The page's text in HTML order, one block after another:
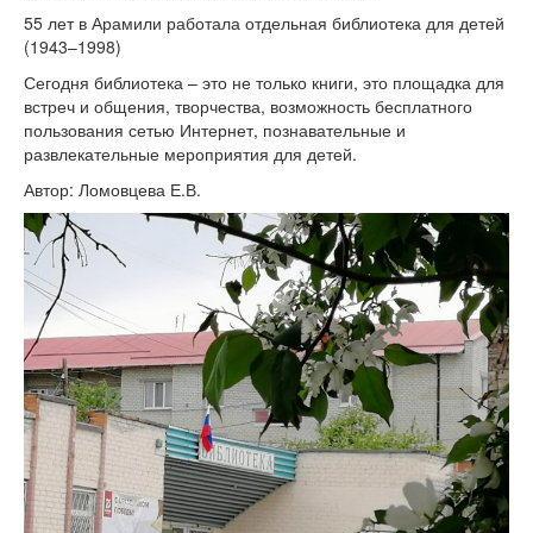
55 лет в Арамили работала отдельная библиотека для детей
(1943–1998)
Сегодня библиотека – это не только книги, это площадка для
встреч и общения, творчества, возможность бесплатного
пользования сетью Интернет, познавательные и
развлекательные мероприятия для детей.
Автор: Ломовцева Е.В.